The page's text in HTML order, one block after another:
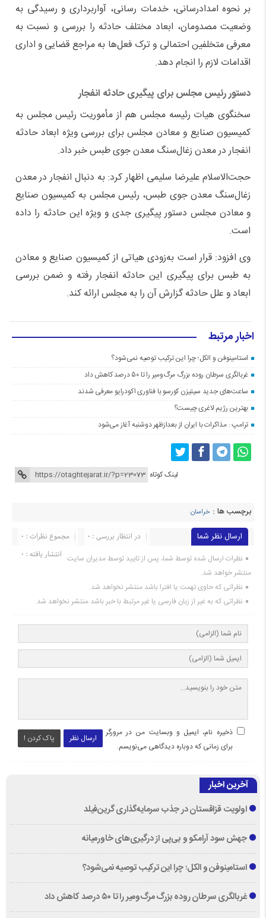
بر نحوه امدادرسانی، خدمات رسانی، آواربرداری و رسیدگی به
وضعیت مصدومان، ابعاد مختلف حادثه را بررسی و نسبت به
معرفی متخلفین احتمالی و ترک فعل‌ها به مراجع قضایی و اداری
اقدامات لازم را انجام دهد.
دستور رئیس مجلس برای پیگیری حادثه انفجار
سخنگوی هیات رئیسه مجلس هم از مأموریت رئیس مجلس به
کمیسیون صنایع و معادن مجلس برای بررسی ویژه ابعاد حادثه
انفجار در معدن زغال‌سنگ معدن جوی طبس خبر داد.
حجت‌الاسلام علیرضا سلیمی اظهار کرد: به دنبال انفجار در معدن
زغال‌سنگ معدن جوی طبس، رئیس مجلس به کمیسیون صنایع
و معادن مجلس دستور پیگیری جدی و ویژه این حادثه را داده
است.
وی افزود: قرار است به‌زودی هیاتی از کمیسیون صنایع و معادن
به طبس برای پیگیری این حادثه انفجار رفته و ضمن بررسی
ابعاد و علل حادثه گزارش آن را به مجلس ارائه کند.
اخبار مرتبط
استامینوفن و الکل؛ چرا این ترکیب توصیه نمی‌شود؟
غربالگری سرطان روده بزرگ مرگ‌ومیر را تا ۵۰ درصد کاهش داد
ساعت‌های جدید سیتیزن کورسو با فناوری اکودرایو معرفی شدند
بهترین رژیم لاغری چیست؟
ترامپ : مذاکرات با ایران از بعدازظهر دوشنبه آغاز می‌شود
لینک کوتاه
برچسب ها : خراسان
ارسال نظر شما مجموع نظرات : 0
در انتظار بررسی : 0
انتشار یافته : 0 نظرات ارسال شده توسط شما، پس از تایید توسط مدیران سایت
منتشر خواهد شد.
نظراتی که حاوی تهمت یا افترا باشد منتشر نخواهد شد.
نظراتی که به غیر از زبان فارسی یا غیر مرتبط با خبر باشد منتشر نخواهد شد.
ارسال نظر پاک کردن !
ذخیره نام، ایمیل و وبسایت من در مرورگر
برای زمانی که دوباره دیدگاهی می‌نویسم.
آخرین اخبار
اولویت قزاقستان در جذب سرمایه‌گذاری گرین‌فیلد
جهش سود آرامکو و بی‌پی از درگیری‌های خاورمیانه
استامینوفن و الکل؛ چرا این ترکیب توصیه نمی‌شود؟
غربالگری سرطان روده بزرگ مرگ‌ومیر را تا ۵۰ درصد کاهش داد